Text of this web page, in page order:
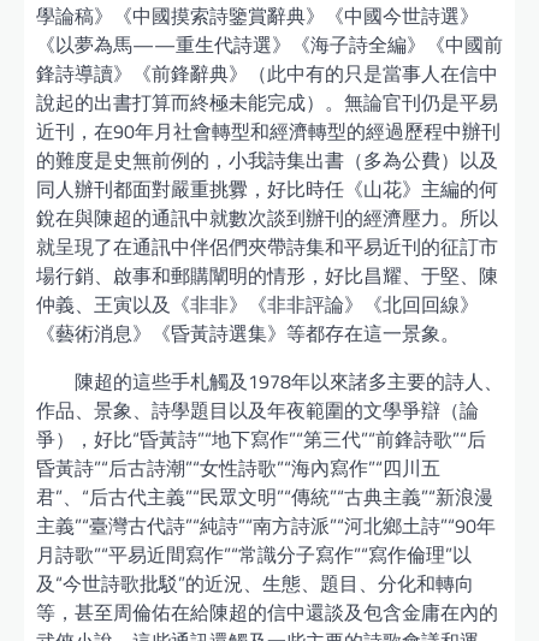
學論稿》《中國摸索詩鑒賞辭典》《中國今世詩選》
《以夢為馬——重生代詩選》《海子詩全編》《中國前
鋒詩導讀》《前鋒辭典》（此中有的只是當事人在信中
說起的出書打算而終極未能完成）。無論官刊仍是平易
近刊，在90年月社會轉型和經濟轉型的經過歷程中辦刊
的難度是史無前例的，小我詩集出書（多為公費）以及
同人辦刊都面對嚴重挑釁，好比時任《山花》主編的何
銳在與陳超的通訊中就數次談到辦刊的經濟壓力。所以
就呈現了在通訊中伴侶們夾帶詩集和平易近刊的征訂市
場行銷、啟事和郵購闡明的情形，好比昌耀、于堅、陳
仲義、王寅以及《非非》《非非評論》《北回回線》
《藝術消息》《昏黃詩選集》等都存在這一景象。
陳超的這些手札觸及1978年以來諸多主要的詩人、
作品、景象、詩學題目以及年夜範圍的文學爭辯（論
爭），好比“昏黃詩”“地下寫作”“第三代”“前鋒詩歌”“后
昏黃詩”“后古詩潮”“女性詩歌”“海內寫作”“四川五
君”、“后古代主義”“民眾文明”“傳統”“古典主義”“新浪漫
主義”“臺灣古代詩”“純詩”“南方詩派”“河北鄉土詩”“90年
月詩歌”“平易近間寫作”“常識分子寫作”“寫作倫理”以
及“今世詩歌批駁”的近況、生態、題目、分化和轉向
等，甚至周倫佑在給陳超的信中還談及包含金庸在內的